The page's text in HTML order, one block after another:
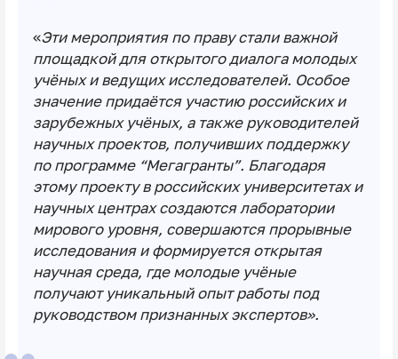
«Эти мероприятия по праву стали важной
площадкой для открытого диалога молодых
учёных и ведущих исследователей. Особое
значение придаётся участию российских и
зарубежных учёных, а также руководителей
научных проектов, получивших поддержку
по программе “Мегагранты”. Благодаря
этому проекту в российских университетах и
научных центрах создаются лаборатории
мирового уровня, совершаются прорывные
исследования и формируется открытая
научная среда, где молодые учёные
получают уникальный опыт работы под
руководством признанных экспертов».